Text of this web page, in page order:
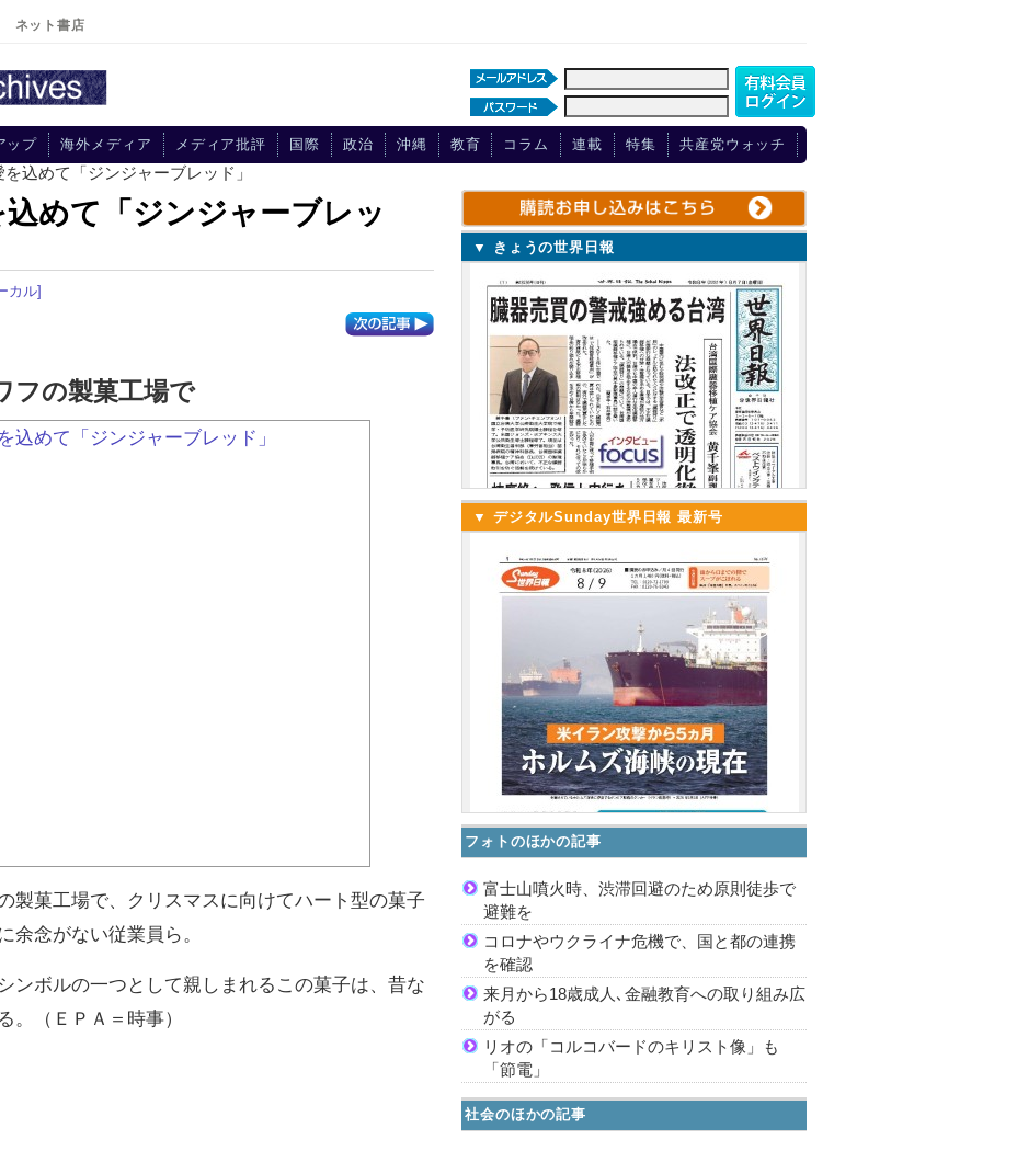
ネット書店
ップ 海外メディア メディア批評 国際 政治 沖縄 教育 コラム 連載 特集 共産党ウォッチ
込めて「ジンジャーブレッド」
めて「ジンジャーブレッ
カル]
フの製菓工場で
製菓工場で、クリスマスに向けてハート型の菓子
余念がない従業員ら。
ンボルの一つとして親しまれるこの菓子は、昔な
。（ＥＰＡ＝時事）
▼ きょうの世界日報
▼ デジタルSunday世界日報 最新号
フォトのほかの記事
富士山噴火時、渋滞回避のため原則徒歩で
避難を
コロナやウクライナ危機で、国と都の連携
を確認
来月から18歳成人､金融教育への取り組み広
がる
リオの「コルコバードのキリスト像」も
「節電」
社会のほかの記事